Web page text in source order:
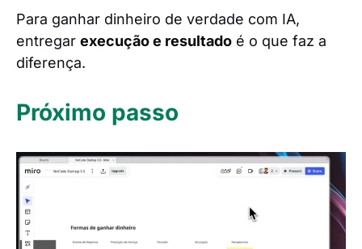
Para ganhar dinheiro de verdade com IA,
entregar execução e resultado é o que faz a
diferença.
Próximo passo